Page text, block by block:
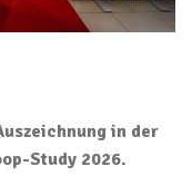
in der
Study 2026.